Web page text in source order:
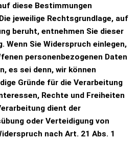
diese Bestimmungen
jeweilige Rechtsgrundlage, auf
beruht, entnehmen Sie dieser
Wenn Sie Widerspruch einlegen,
personenbezogenen Daten
es sei denn, wir können
Gründe für die Verarbeitung
Rechte und Freiheiten
dient der
oder Verteidigung von
nach Art. 21 Abs. 1